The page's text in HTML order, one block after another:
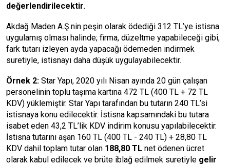
değerlendirilecektir.
Akdağ Maden A.Ş.nin peşin olarak ödediği 312 TL’ye istisna
uygulamış olması halinde; firma, düzeltme yapabileceği gibi,
fark tutarı izleyen ayda yapacağı ödemeden indirmek
suretiyle, istisnayı daha düşük uygulayabilecektir.
Örnek 2: Star Yapı, 2020 yılı Nisan ayında 20 gün çalışan
personelinin toplu taşıma kartına 472 TL (400 TL + 72 TL
KDV) yüklemiştir. Star Yapı tarafından bu tutarın 240 TL’si
istisnaya konu edilecektir. İstisna kapsamındaki bu tutara
isabet eden 43,2 TL’lik KDV indirim konusu yapılabilecektir.
İstisna tutarını aşan 160 TL (400 TL - 240 TL) + 28,80 TL
KDV dahil toplam tutar olan 188,80 TL net ödenen ücret
olarak kabul edilecek ve brüte iblağ edilmek suretiyle gelir